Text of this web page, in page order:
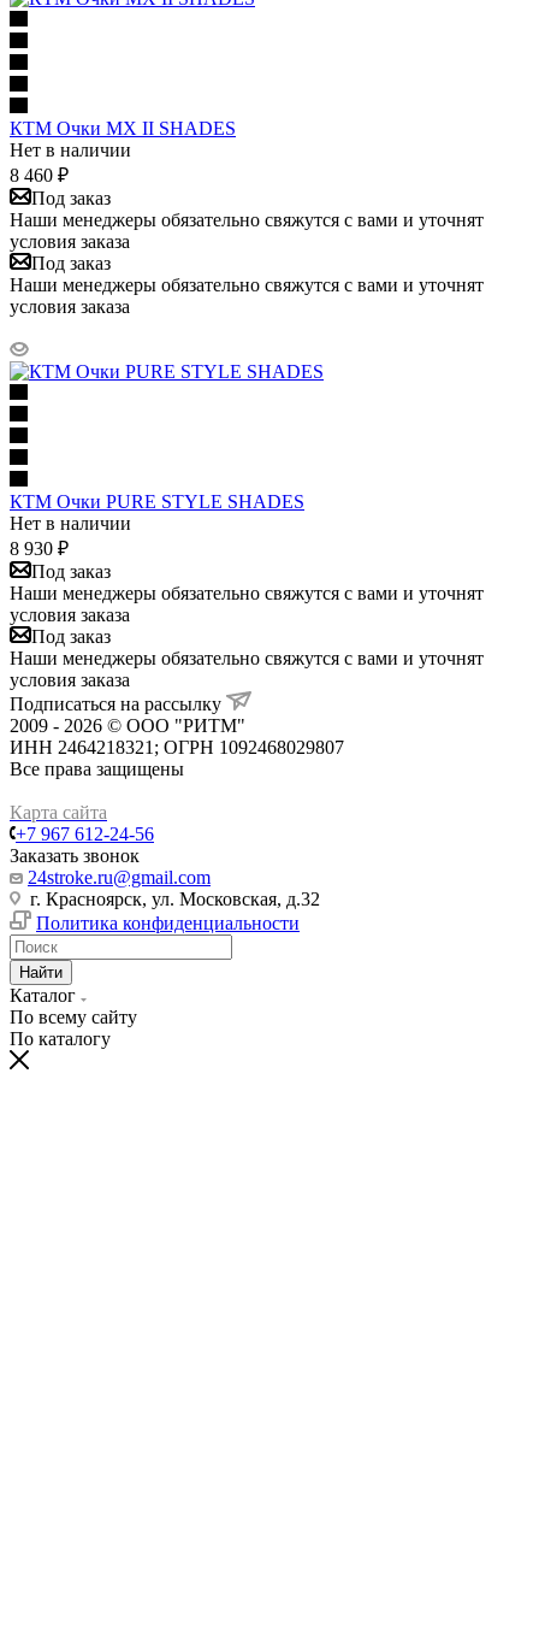
КТМ Очки MX II SHADES
Нет в наличии
8 460 ₽
Под заказ
Наши менеджеры обязательно свяжутся с вами и уточнят
условия заказа
Под заказ
Наши менеджеры обязательно свяжутся с вами и уточнят
условия заказа
КТМ Очки PURE STYLE SHADES
Нет в наличии
8 930 ₽
Под заказ
Наши менеджеры обязательно свяжутся с вами и уточнят
условия заказа
Под заказ
Наши менеджеры обязательно свяжутся с вами и уточнят
условия заказа
Подписаться на рассылку
2009 - 2026 © ООО "РИТМ"
ИНН 2464218321; ОГРН 1092468029807
Все права защищены
Карта сайта
+7 967 612-24-56
Заказать звонок
24stroke.ru@gmail.com
г. Красноярск, ул. Московская, д.32
Политика конфиденциальности
Найти
Каталог
По всему сайту
По каталогу